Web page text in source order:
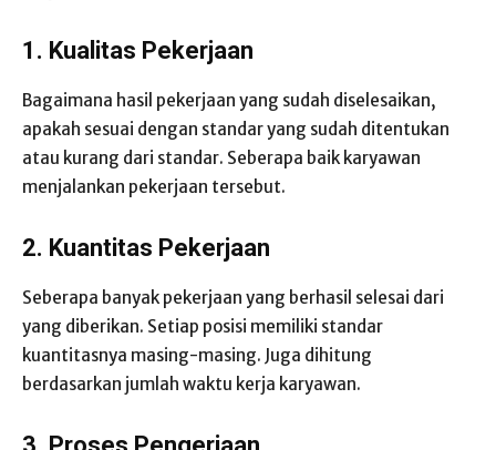
1. Kualitas Pekerjaan
Bagaimana hasil pekerjaan yang sudah diselesaikan,
apakah sesuai dengan standar yang sudah ditentukan
atau kurang dari standar. Seberapa baik karyawan
menjalankan pekerjaan tersebut.
2. Kuantitas Pekerjaan
Seberapa banyak pekerjaan yang berhasil selesai dari
yang diberikan. Setiap posisi memiliki standar
kuantitasnya masing-masing. Juga dihitung
berdasarkan jumlah waktu kerja karyawan.